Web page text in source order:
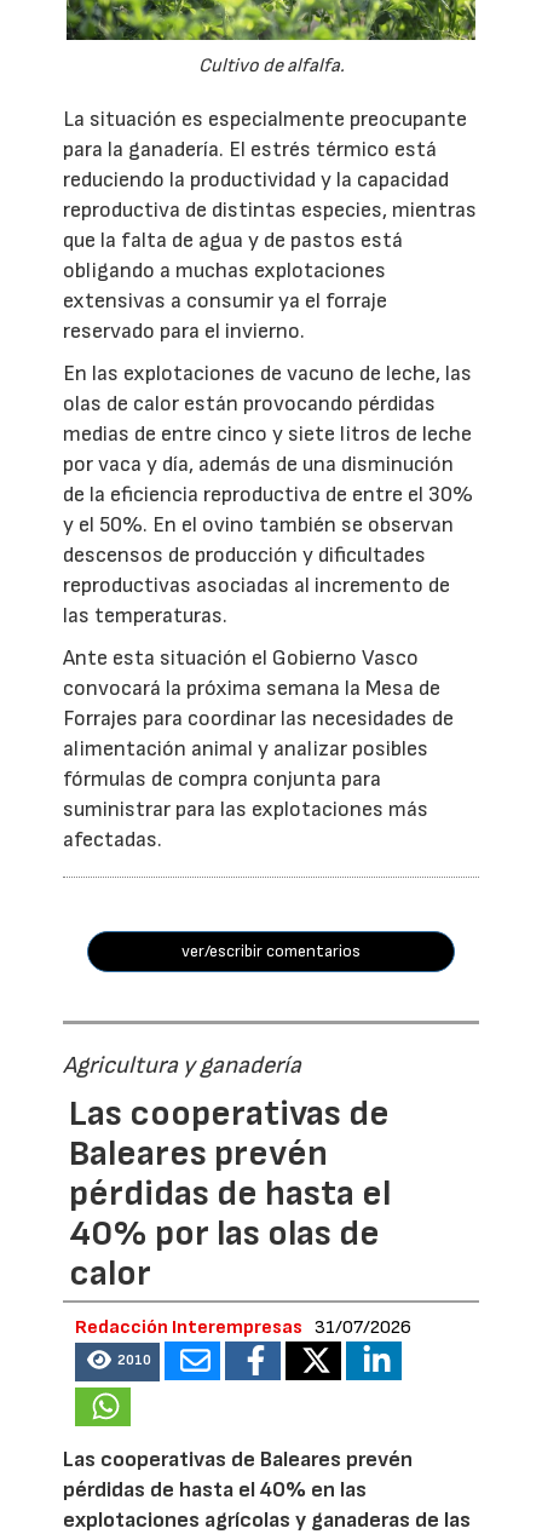
Cultivo de alfalfa.
La situación es especialmente preocupante
para la ganadería. El estrés térmico está
reduciendo la productividad y la capacidad
reproductiva de distintas especies, mientras
que la falta de agua y de pastos está
obligando a muchas explotaciones
extensivas a consumir ya el forraje
reservado para el invierno.
En las explotaciones de vacuno de leche, las
olas de calor están provocando pérdidas
medias de entre cinco y siete litros de leche
por vaca y día, además de una disminución
de la eficiencia reproductiva de entre el 30%
y el 50%. En el ovino también se observan
descensos de producción y dificultades
reproductivas asociadas al incremento de
las temperaturas.
Ante esta situación el Gobierno Vasco
convocará la próxima semana la Mesa de
Forrajes para coordinar las necesidades de
alimentación animal y analizar posibles
fórmulas de compra conjunta para
suministrar para las explotaciones más
afectadas.
ver/escribir comentarios
Agricultura y ganadería
Las cooperativas de
Baleares prevén
pérdidas de hasta el
40% por las olas de
calor
Redacción Interempresas 31/07/2026
2010
Las cooperativas de Baleares prevén
pérdidas de hasta el 40% en las
explotaciones agrícolas y ganaderas de las